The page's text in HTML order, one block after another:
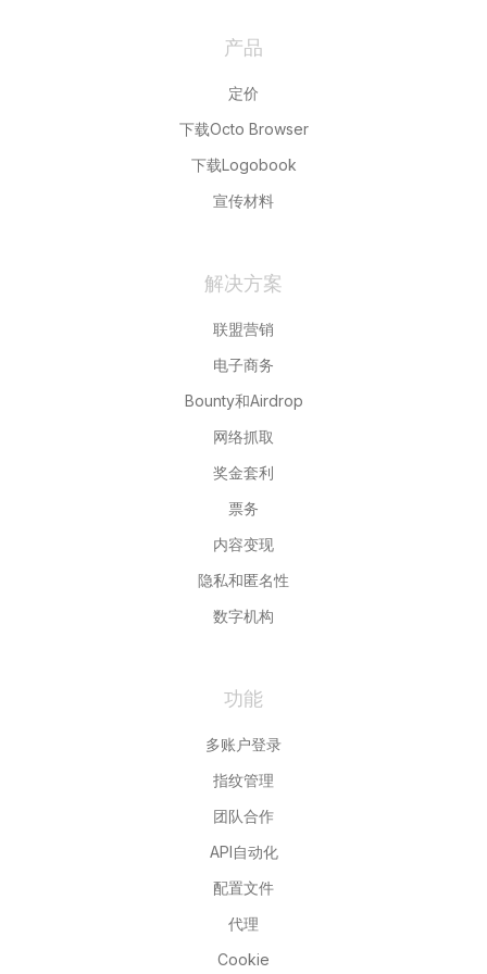
产品
定价
下载Octo Browser
下载Logobook
宣传材料
解决方案
联盟营销
电子商务
Bounty和Airdrop
网络抓取
奖金套利
票务
内容变现
隐私和匿名性
数字机构
功能
多账户登录
指纹管理
团队合作
API自动化
配置文件
代理
Cookie